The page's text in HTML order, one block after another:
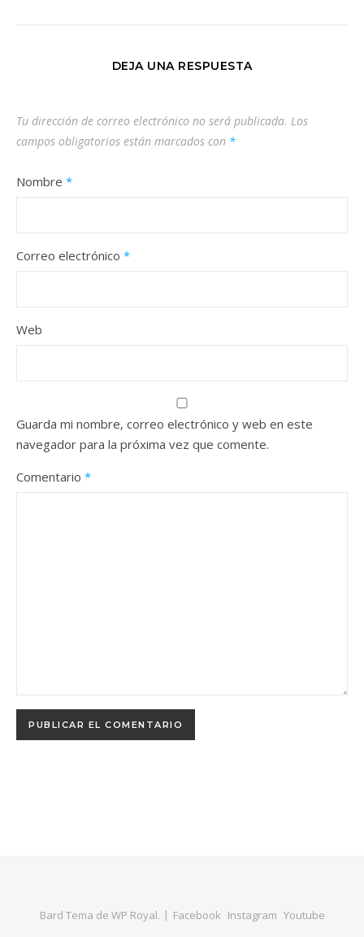
DEJA UNA RESPUESTA
Tu dirección de correo electrónico no será publicada. Los
campos obligatorios están marcados con *
Nombre *
Correo electrónico *
Web
Guarda mi nombre, correo electrónico y web en este
navegador para la próxima vez que comente.
Comentario *
Bard Tema de WP Royal. Facebook Instagram Youtube